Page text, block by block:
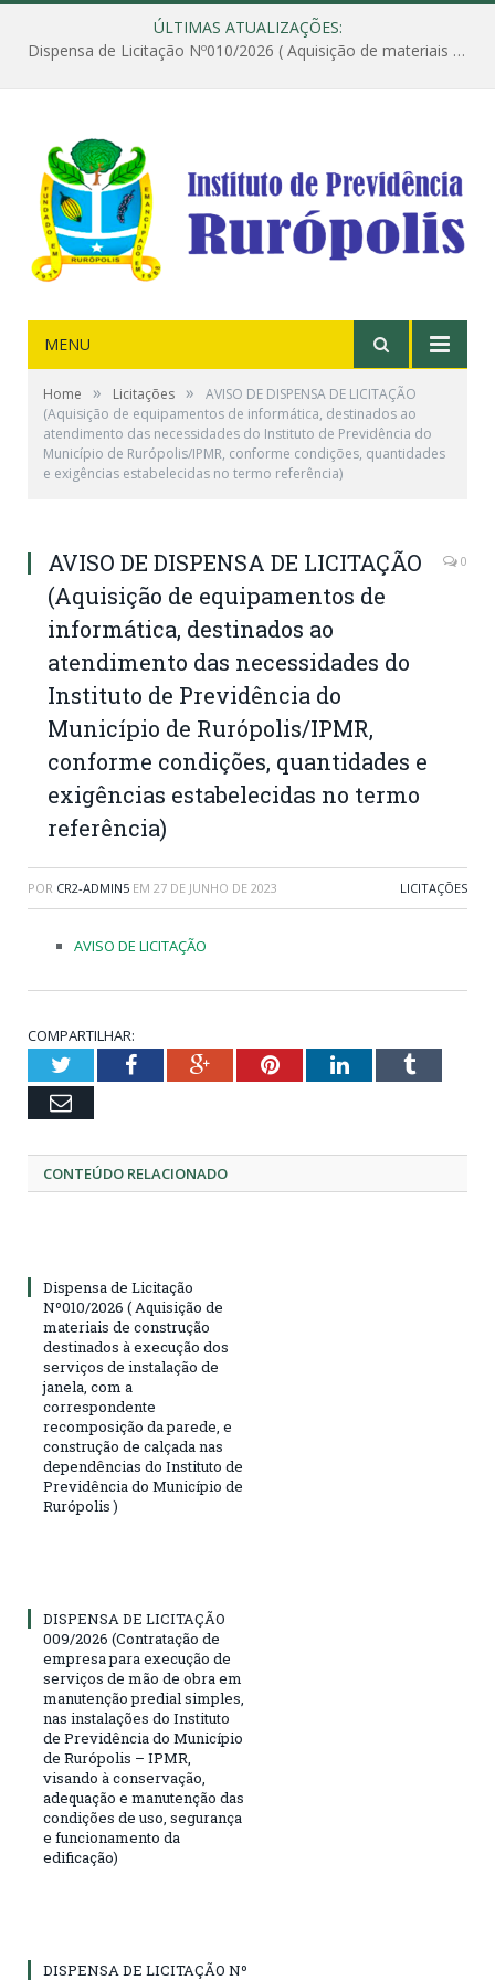
ÚLTIMAS ATUALIZAÇÕES:
Dispensa de Licitação Nº010/2026 ( Aquisição de materiais de construção destinados à execução dos serviços de instalação de janela, com a correspondente recomposição da parede, e construção de calçada nas dependências do Instituto de Previdência do Município de Rurópolis )
MENU
Home » Licitações »
AVISO DE DISPENSA DE LICITAÇÃO
(Aquisição de equipamentos de informática, destinados ao
atendimento das necessidades do Instituto de Previdência do
Município de Rurópolis/IPMR, conforme condições, quantidades
e exigências estabelecidas no termo referência)
AVISO DE DISPENSA DE LICITAÇÃO
(Aquisição de equipamentos de
informática, destinados ao
atendimento das necessidades do
Instituto de Previdência do
Município de Rurópolis/IPMR,
conforme condições, quantidades e
exigências estabelecidas no termo
referência)
0
POR CR2-ADMIN5 EM 27 DE JUNHO DE 2023 LICITAÇÕES
AVISO DE LICITAÇÃO
COMPARTILHAR:
TwitterFacebookGoogle+PinterestLinkedInTumblr
Email
CONTEÚDO RELACIONADO
Dispensa de Licitação
Nº010/2026 ( Aquisição de
materiais de construção
destinados à execução dos
serviços de instalação de
janela, com a
correspondente
recomposição da parede, e
construção de calçada nas
dependências do Instituto de
Previdência do Município de
Rurópolis )
DISPENSA DE LICITAÇÃO
009/2026 (Contratação de
empresa para execução de
serviços de mão de obra em
manutenção predial simples,
nas instalações do Instituto
de Previdência do Município
de Rurópolis – IPMR,
visando à conservação,
adequação e manutenção das
condições de uso, segurança
e funcionamento da
edificação)
DISPENSA DE LICITAÇÃO Nº